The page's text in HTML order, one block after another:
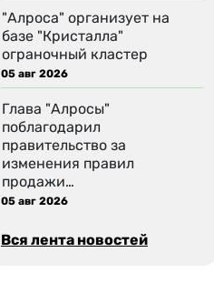
"Алроса" организует на
базе "Кристалла"
ограночный кластер
05 авг 2026
Глава "Алросы"
поблагодарил
правительство за
изменения правил
продажи…
05 авг 2026
Вся лента новостей